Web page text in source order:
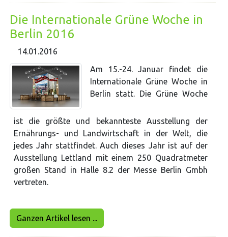
Die Internationale Grüne Woche in
Berlin 2016
14.01.2016
Am 15.-24. Januar findet die
Internationale Grüne Woche in
Berlin statt. Die Grüne Woche
ist die größte und bekannteste Ausstellung der
Ernährungs- und Landwirtschaft in der Welt, die
jedes Jahr stattfindet. Auch dieses Jahr ist auf der
Ausstellung Lettland mit einem 250 Quadratmeter
großen Stand in Halle 8.2 der Messe Berlin Gmbh
vertreten.
Ganzen Artikel lesen ...